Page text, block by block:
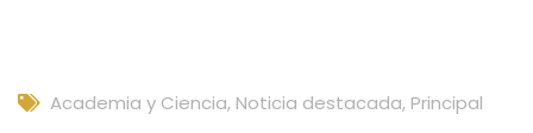
Academia y Ciencia, Noticia destacada, Principal